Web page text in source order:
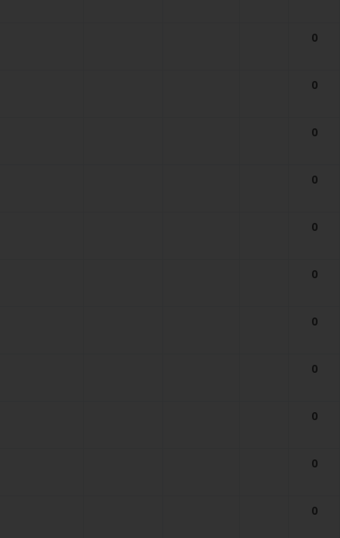
0
0
0
0
0
0
0
0
0
0
0